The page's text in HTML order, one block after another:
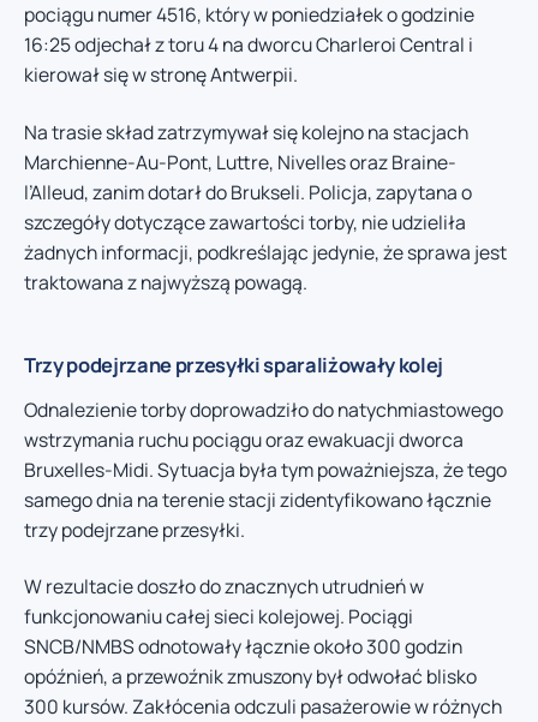
pociągu numer 4516, który w poniedziałek o godzinie
16:25 odjechał z toru 4 na dworcu Charleroi Central i
kierował się w stronę Antwerpii.
Na trasie skład zatrzymywał się kolejno na stacjach
Marchienne-Au-Pont, Luttre, Nivelles oraz Braine-
l’Alleud, zanim dotarł do Brukseli. Policja, zapytana o
szczegóły dotyczące zawartości torby, nie udzieliła
żadnych informacji, podkreślając jedynie, że sprawa jest
traktowana z najwyższą powagą.
Trzy podejrzane przesyłki sparaliżowały kolej
Odnalezienie torby doprowadziło do natychmiastowego
wstrzymania ruchu pociągu oraz ewakuacji dworca
Bruxelles-Midi. Sytuacja była tym poważniejsza, że tego
samego dnia na terenie stacji zidentyfikowano łącznie
trzy podejrzane przesyłki.
W rezultacie doszło do znacznych utrudnień w
funkcjonowaniu całej sieci kolejowej. Pociągi
SNCB/NMBS odnotowały łącznie około 300 godzin
opóźnień, a przewoźnik zmuszony był odwołać blisko
300 kursów. Zakłócenia odczuli pasażerowie w różnych